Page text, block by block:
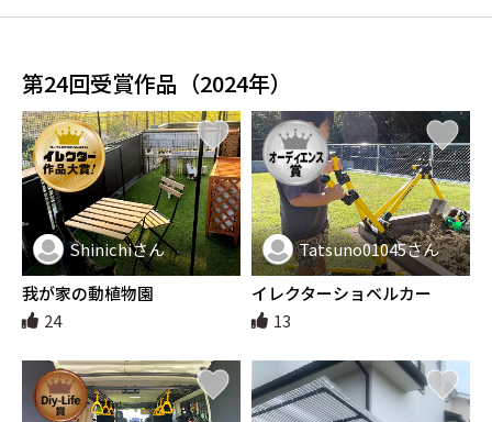
第24回受賞作品（2024年）
Shinichiさん
我が家の動植物園
24
Tatsuno01045さん
イレクターショベルカー
13